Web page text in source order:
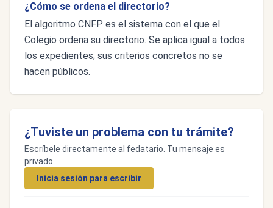
¿Cómo se ordena el directorio?
El algoritmo CNFP es el sistema con el que el
Colegio ordena su directorio. Se aplica igual a todos
los expedientes; sus criterios concretos no se
hacen públicos.
¿Tuviste un problema con tu trámite?
Escríbele directamente al fedatario. Tu mensaje es
privado.
Inicia sesión para escribir